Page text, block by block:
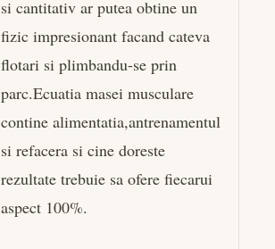
si cantitativ ar putea obtine un
fizic impresionant facand cateva
flotari si plimbandu-se prin
parc.Ecuatia masei musculare
contine alimentatia,antrenamentul
si refacera si cine doreste
rezultate trebuie sa ofere fiecarui
aspect 100%.